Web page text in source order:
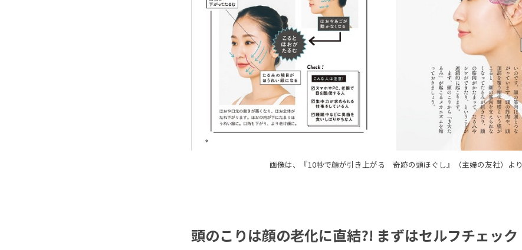
画像は、『10秒で顔が引き上がる 奇跡の頭ほぐし』（主婦の友社）より
頭のこりは顔の老化に直結?! まずはセルフチェック